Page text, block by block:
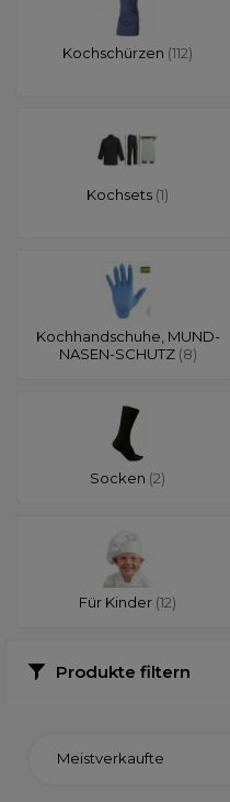
Kochschürzen (112)
Kochsets (1)
Kochhandschuhe, MUND-
NASEN-SCHUTZ (8)
Socken (2)
Für Kinder (12)
Produkte filtern
Meistverkaufte